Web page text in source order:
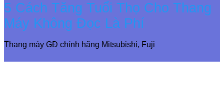
5 Cách Tăng Tuổi Thọ Cho Thang
Máy Không Đọc Là Phí
Thang máy GĐ chính hãng Mitsubishi, Fuji